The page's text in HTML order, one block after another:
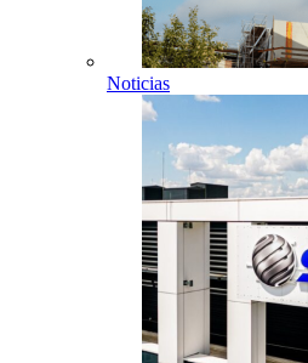
Noticias